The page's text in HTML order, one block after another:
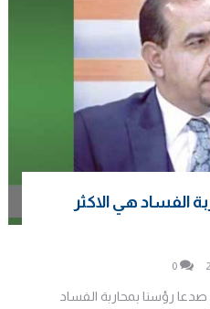
الفساد هي الاكثر
0
رؤسنا بمحاربة الفساد